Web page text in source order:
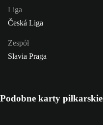
Liga
Česká Liga
Zespół
Slavia Praga
Podobne karty piłkarskie